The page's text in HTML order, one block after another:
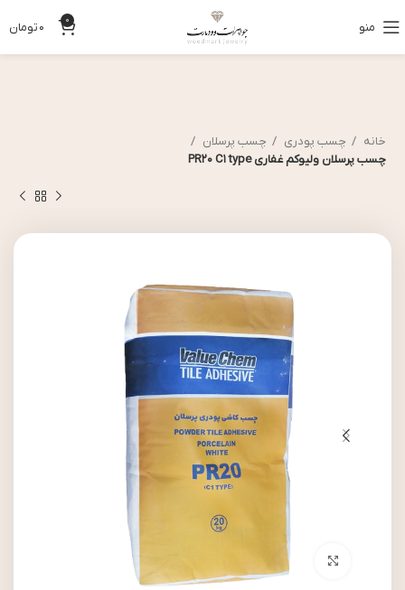
منو 0
0تومان
خانه چسب پودری
چسب پرسلان
چسب پرسلان ولیوکم غفاری PR20 C1 type
بزرگنمایی تصویر